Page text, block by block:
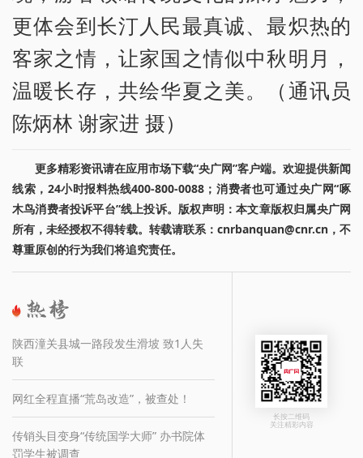
更体会到长汀人民最真诚、最炽热的
客家之情，让家国之情似中秋明月，
温暖长存，共绘华夏之美。（通讯员
陈炳林 谢家进 摄）
更多精彩资讯请在应用市场下载“央广网”客户端。欢迎提供新闻
线索，24小时报料热线400-800-0088；消费者也可通过央广网“啄
木鸟消费者投诉平台”线上投诉。版权声明：本文章版权归属央广网
所有，未经授权不得转载。转载请联系：cnrbanquan@cnr.cn，不
尊重原创的行为我们将追究责任。
陕西潼关县城一路段发生滑坡 致1人失
联
网红全程直播“荒岛改造”，被查处！
传销头目变身“传统国学大师” 办书院体
罚学生被调查
长按二维码
关注精彩内容